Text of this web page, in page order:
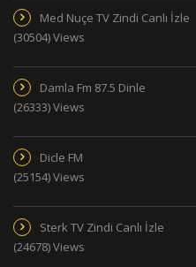
Med Nuçe TV Zindi Canlı İzle
(30504) Views
Damla Fm 87.5 Dinle
(26333) Views
Dicle FM
(25154) Views
Sterk TV Zindi Canlı İzle
(24678) Views